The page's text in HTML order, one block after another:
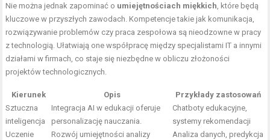
Nie można jednak zapominać o umiejętnościach miękkich , które będą
kluczowe w przyszłych zawodach. Kompetencje takie jak komunikacja,
rozwiązywanie problemów czy praca zespołowa są nieodzowne w pracy
z technologią. Ułatwiają one współpracę między specjalistami IT a innymi
działami w firmach, co staje się niezbędne w obliczu złożoności
projektów technologicznych.
Kierunek Opis
Przykłady zastosowań
Sztuczna
inteligencja
Integracja AI w edukacji oferuje
personalizację nauczania.
Chatboty edukacyjne,
systemy rekomendacji
Uczenie
Rozwój umiejętności analizy
Analiza danych, predykcja